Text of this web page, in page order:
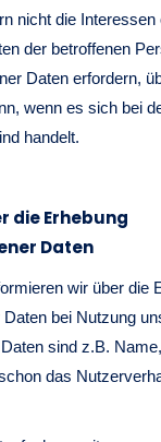
nicht die
der betroffenen
Daten erfordern,
wenn es sich bei
handelt.
die Erhebung
Daten
wir über die
bei Nutzung
sind z.B.
das